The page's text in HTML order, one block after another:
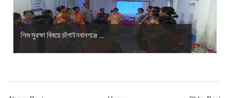
শিশু সুরক্ষা বিষয়ে চাঁপাইনবাবগঞ্জে ...